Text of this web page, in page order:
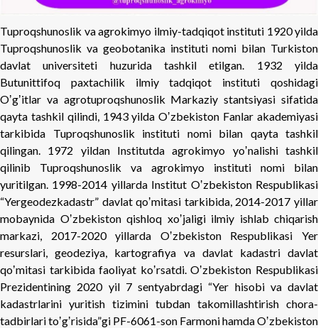
Tuproqshunoslik va agrokimyo ilmiy-tadqiqot instituti 1920 yilda
Tuproqshunoslik va geobotanika instituti nomi bilan Turkiston
davlat universiteti huzurida tashkil etilgan. 1932 yilda
Butunittifoq paxtachilik ilmiy tadqiqot instituti qoshidagi
Oʼgʼitlar va agrotuproqshunoslik Markaziy stantsiyasi sifatida
qayta tashkil qilindi, 1943 yilda Oʼzbekiston Fanlar akademiyasi
tarkibida Tuproqshunoslik instituti nomi bilan qayta tashkil
qilingan. 1972 yildan Institutda agrokimyo yoʼnalishi tashkil
qilinib Tuproqshunoslik va agrokimyo instituti nomi bilan
yuritilgan. 1998-2014 yillarda Institut Oʼzbekiston Respublikasi
“Yergeodezkadastr” davlat qoʼmitasi tarkibida, 2014-2017 yillar
mobaynida Oʼzbekiston qishloq xoʼjaligi ilmiy ishlab chiqarish
markazi, 2017-2020 yillarda Oʼzbekiston Respublikasi Yer
resurslari, geodeziya, kartografiya va davlat kadastri davlat
qoʼmitasi tarkibida faoliyat koʼrsatdi. Oʼzbekiston Respublikasi
Prezidentining 2020 yil 7 sentyabrdagi “Yer hisobi va davlat
kadastrlarini yuritish tizimini tubdan takomillashtirish chora-
tadbirlari toʼgʼrisida”gi PF-6061-son Farmoni hamda Oʼzbekiston